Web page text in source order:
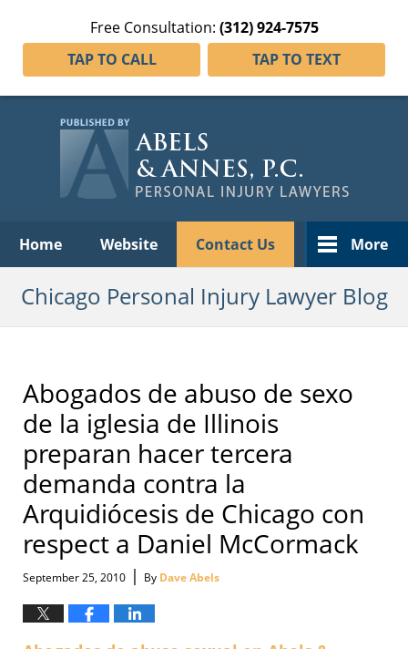
Free Consultation: (312) 924-7575
TAP TO CALL
TAP TO TEXT
Home Website Contact Us More
Chicago Personal Injury Lawyer Blog
Abogados de abuso de sexo
de la iglesia de Illinois
preparan hacer tercera
demanda contra la
Arquidiócesis de Chicago con
respect a Daniel McCormack
September 25, 2010 | By Dave Abels